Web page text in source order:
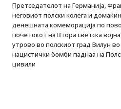
Претседателот на Германија,
неговиот полски колега и
денешната комеморација по
почетокот на Втора светска
утрово во полскиот град Вилун
нацистички бомби паднаа на
цивили